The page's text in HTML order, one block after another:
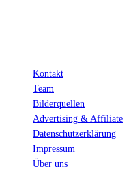
Kontakt
Team
Bilderquellen
Advertising & Affiliate
Datenschutzerklärung
Impressum
Über uns